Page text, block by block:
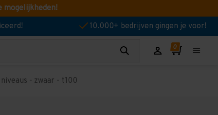
mogelijkheden!
10.000+ bedrijven gingen je voor!
- zwaar - t100